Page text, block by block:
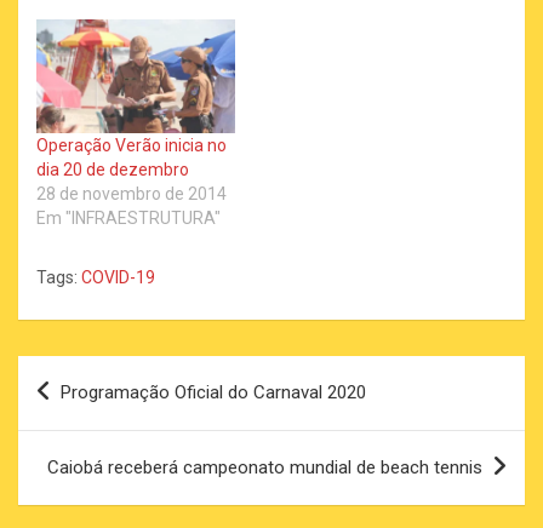
Operação Verão inicia no
dia 20 de dezembro
28 de novembro de 2014
Em "INFRAESTRUTURA"
Tags: COVID-19
Navegação
Programação Oficial do Carnaval 2020
Caiobá receberá campeonato mundial de beach tennis